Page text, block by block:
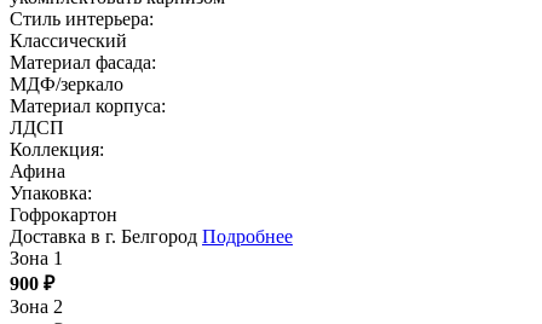
Стиль интерьера:
Классический
Материал фасада:
МДФ/зеркало
Материал корпуса:
ЛДСП
Коллекция:
Афина
Упаковка:
Гофрокартон
Доставка в г. Белгород Подробнее
Зона 1
900 ₽
Зона 2